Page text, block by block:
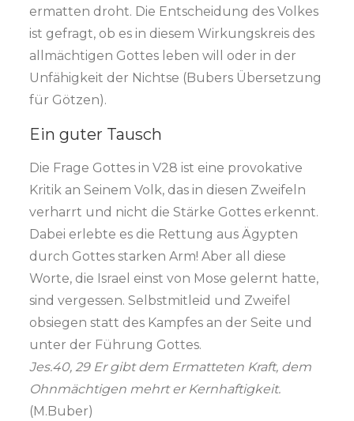
ermatten droht. Die Entscheidung des Volkes
ist gefragt, ob es in diesem Wirkungskreis des
allmächtigen Gottes leben will oder in der
Unfähigkeit der Nichtse (Bubers Übersetzung
für Götzen).
Ein guter Tausch
Die Frage Gottes in V28 ist eine provokative
Kritik an Seinem Volk, das in diesen Zweifeln
verharrt und nicht die Stärke Gottes erkennt.
Dabei erlebte es die Rettung aus Ägypten
durch Gottes starken Arm! Aber all diese
Worte, die Israel einst von Mose gelernt hatte,
sind vergessen. Selbstmitleid und Zweifel
obsiegen statt des Kampfes an der Seite und
unter der Führung Gottes.
Jes.40, 29 Er gibt dem Ermatteten Kraft, dem
Ohnmächtigen mehrt er Kernhaftigkeit.
(M.Buber)